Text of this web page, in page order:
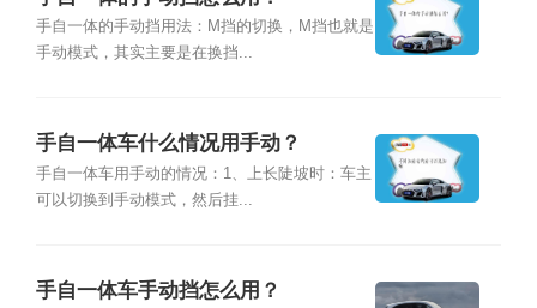
手自一体的手动挡用法：M挡的切换，M挡也就是
手动模式，其实主要是在换挡...
手自一体车什么情况用手动？
手自一体车用手动的情况：1、上长陡坡时：车主
可以切换到手动模式，然后挂...
手自一体车手动挡怎么用？